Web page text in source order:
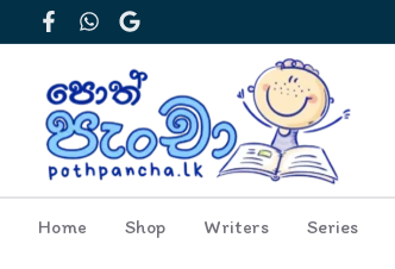
FacebookWhatsApp
Google
Home Shop Writers Series